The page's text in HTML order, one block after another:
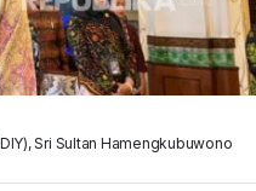
Sri Sultan Hamengkubuwono